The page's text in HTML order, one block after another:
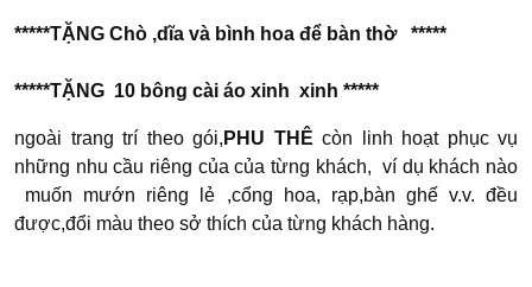
*****TẶNG Chò ,dĩa và bình hoa để bàn thờ *****
*****TẶNG 10 bông cài áo xinh xinh *****
ngoài trang trí theo gói, PHU THÊ còn linh hoạt phục vụ
những nhu cầu riêng của của từng khách, ví dụ khách nào
muốn mướn riêng lẻ ,cổng hoa, rạp,bàn ghế v.v. đều
được,đổi màu theo sở thích của từng khách hàng.